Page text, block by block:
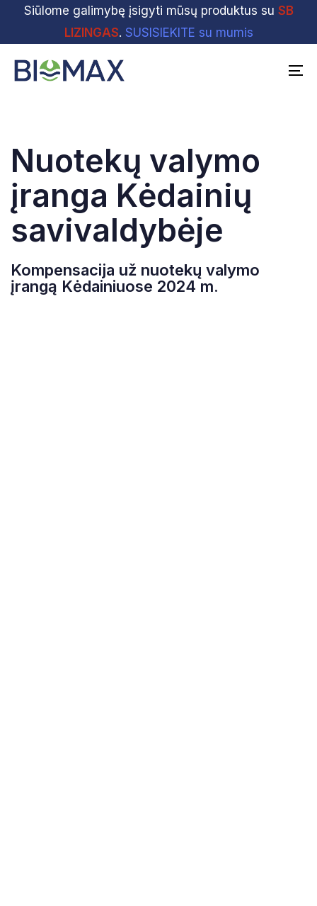
Skip
navigation
Siūlome galimybę įsigyti mūsų produktus su SB
LIZINGAS. SUSISIEKITE su mumis
Nuotekų valymo
įranga Kėdainių
savivaldybėje
Kompensacija už nuotekų valymo
įrangą Kėdainiuose 2024 m.